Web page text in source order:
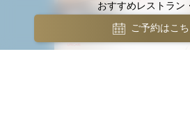
おすすめレストラン
ご予約はこち